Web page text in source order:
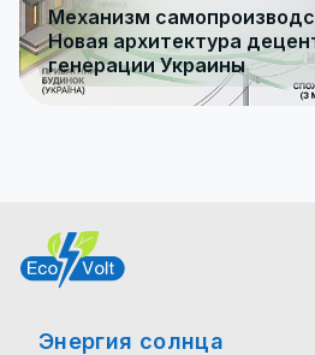
Механизм
Новая архитектура
генерации Украины
Энергия солнца